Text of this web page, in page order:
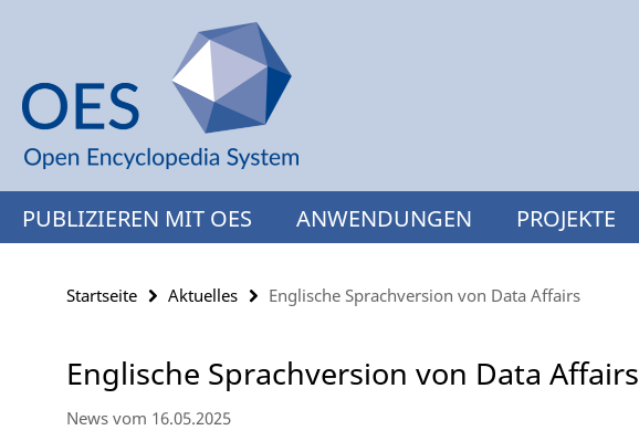
Inhalt
PUBLIZIEREN MIT OES ANWENDUNGEN PROJEKTE
Startseite Aktuelles Englische Sprachversion von Data Affairs
Englische Sprachversion von Data Affairs
News vom 16.05.2025